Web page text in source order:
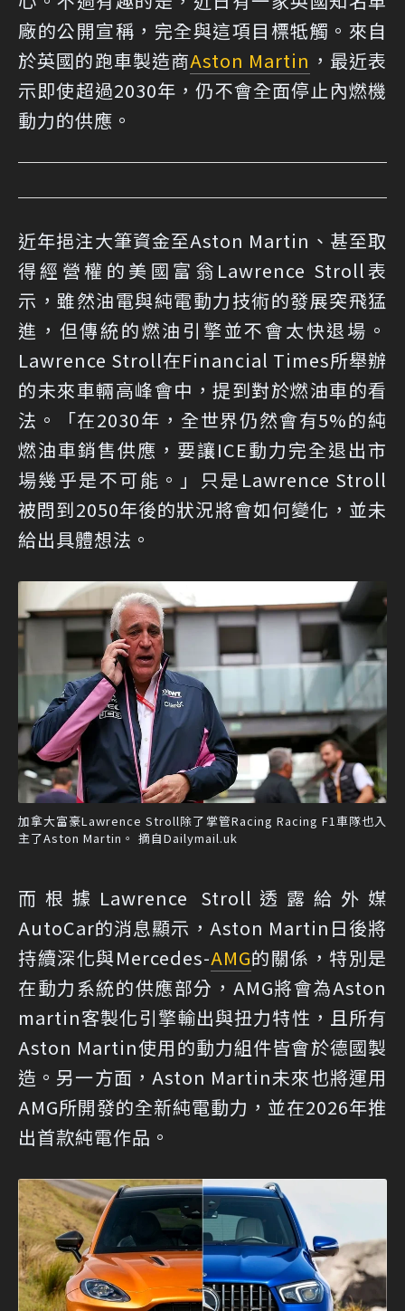
廠的公開宣稱，完全與這項目標牴觸。來自
於英國的跑車製造商Aston Martin ，最近表
示即使超過2030年，仍不會全面停止內燃機
動力的供應。
近年挹注大筆資金至Aston Martin、甚至取
得經營權的美國富翁Lawrence Stroll表
示，雖然油電與純電動力技術的發展突飛猛
進，但傳統的燃油引擎並不會太快退場。
Lawrence Stroll在Financial Times所舉辦
的未來車輛高峰會中，提到對於燃油車的看
法。「在2030年，全世界仍然會有5%的純
燃油車銷售供應，要讓ICE動力完全退出市
場幾乎是不可能。」只是Lawrence Stroll
被問到2050年後的狀況將會如何變化，並未
給出具體想法。
加拿大富豪Lawrence Stroll除了掌管Racing Racing F1車隊也入
主了Aston Martin。 摘自Dailymail.uk
而根據Lawrence Stroll透露給外媒
AutoCar的消息顯示，Aston Martin日後將
持續深化與Mercedes-AMG的關係，特別是
在動力系統的供應部分，AMG將會為Aston
martin客製化引擎輸出與扭力特性，且所有
Aston Martin使用的動力組件皆會於德國製
造。另一方面，Aston Martin未來也將運用
AMG所開發的全新純電動力，並在2026年推
出首款純電作品。